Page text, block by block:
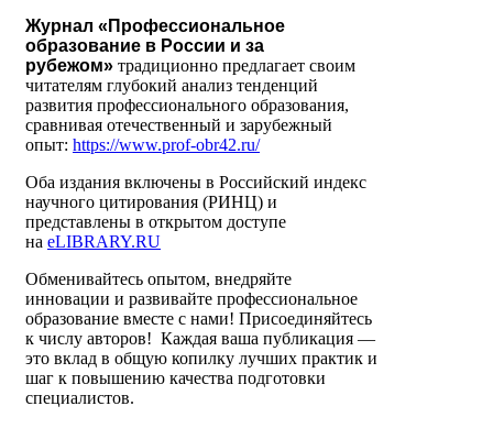
Журнал «Профессиональное
образование в России и за
рубежом» традиционно предлагает своим
читателям глубокий анализ тенденций
развития профессионального образования,
сравнивая отечественный и зарубежный
опыт: https://www.prof-obr42.ru/
Оба издания включены в Российский индекс
научного цитирования (РИНЦ) и
представлены в открытом доступе
на eLIBRARY.RU
Обменивайтесь опытом, внедряйте
инновации и развивайте профессиональное
образование вместе с нами! Присоединяйтесь
к числу авторов! Каждая ваша публикация —
это вклад в общую копилку лучших практик и
шаг к повышению качества подготовки
специалистов.